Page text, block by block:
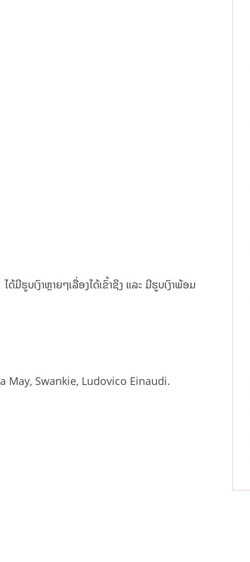
ຮູບເງົາຫຼາຍໆເລື່ອງໄດ້ເຂົ້າຊິງ ແລະ ມີຮູບເງົາພ້ອມ
May, Swankie, Ludovico Einaudi.